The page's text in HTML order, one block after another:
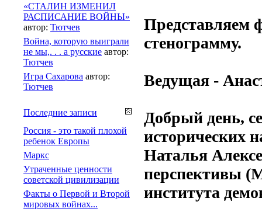
Представляем
стенограмму.
Ведущая -
Добрый день,
исторических
Наталья
перспективы
института
«СТАЛИН ИЗМЕНИЛ
РАСПИСАНИЕ ВОЙНЫ»
автор: Тютчев
Война, которую выиграли
не мы,. . . а русские автор:
Тютчев
Игра Сахарова автор:
Тютчев
Последние записи
Россия - это такой плохой
ребенок Европы
Маркс
Утраченные ценности
советской цивилизации
Факты о Первой и Второй
мировых войнах...